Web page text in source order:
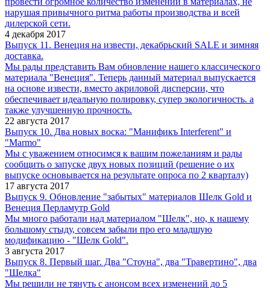
нарушая привычного ритма работы производства и всей
дилерской сети.
4 декабря 2017
Выпуск 11. Венеция на извести, декабрьский SALE и зимняя
доставка.
Мы рады представить Вам обновление нашего классического
материала "Венеция". Теперь данный материал выпускается
на основе извести, вместо акриловой дисперсии, что
обеспечивает идеальную полировку, супер экологичность. а
также улучшенную прочность.
22 августа 2017
Выпуск 10. Два новых воска: "Манификъ Interferent" и
"Marmo"
Мы с уважением относимся к вашим пожеланиям и рады
сообщить о запуске двух новых позиций (решение о их
выпуске основывается на результате опроса по 2 кварталу)
17 августа 2017
Выпуск 9. Обновление "забытых" материалов Шелк Gold и
Венеция Перламутр Gold
Мы много работали над материалом "Шелк", но, к нашему
большому стыду, совсем забыли про его младшую
модификацию - "Шелк Gold".
3 августа 2017
Выпуск 8. Первый шаг. Два "Стоуна", два "Травертино", два
"Шелка"
Мы решили не тянуть с анонсом всех изменений до 5